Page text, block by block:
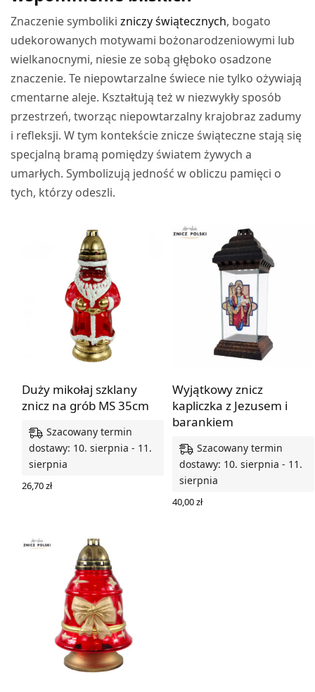
Znaczenie symbolikizniczy świątecznych, bogato
udekorowanych motywami bożonarodzeniowymi lub
wielkanocnymi, niesie ze sobą głęboko osadzone
znaczenie. Te niepowtarzalne świece nie tylko ożywiają
cmentarne aleje. Kształtują też w niezwykły sposób
przestrzeń, tworząc niepowtarzalny krajobraz zadumy
i refleksji. W tym kontekście znicze świąteczne stają się
specjalną bramą pomiędzy światem żywych a
umarłych. Symbolizują jedność w obliczu pamięci o
tych, którzy odeszli.
Duży mikołaj szklany
znicz na grób MS 35cm
Szacowany termin
dostawy: 10. sierpnia - 11.
sierpnia
26,70zł
Wyjątkowy znicz
kapliczka z Jezusem i
barankiem
Szacowany termin
dostawy: 10. sierpnia - 11.
sierpnia
40,00zł